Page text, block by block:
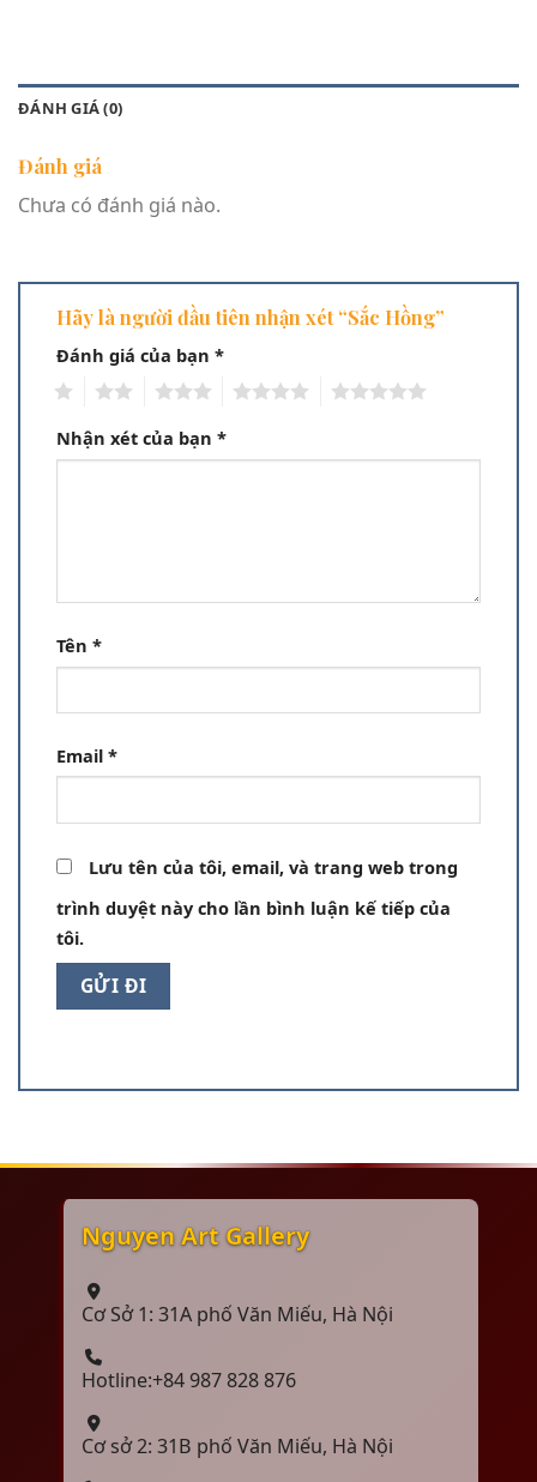
ĐÁNH GIÁ (0)
Đánh giá
Chưa có đánh giá nào.
Hãy là người đầu tiên nhận xét “Sắc Hồng”
Đánh giá của bạn *
Nhận xét của bạn *
Tên *
Email *
Lưu tên của tôi, email, và trang web trong
trình duyệt này cho lần bình luận kế tiếp của
tôi.
Nguyen Art Gallery
Cơ Sở 1: 31A phố Văn Miếu, Hà Nội
Hotline:+84 987 828 876
Cơ sở 2: 31B phố Văn Miếu, Hà Nội